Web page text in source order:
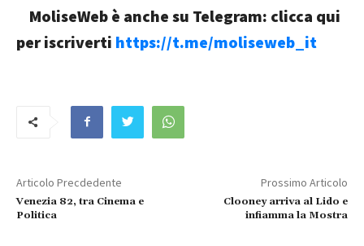
MoliseWeb è anche su Telegram: clicca qui
per iscriverti https://t.me/moliseweb_it
Articolo Precdedente
Venezia 82, tra Cinema e
Politica
Prossimo Articolo
Clooney arriva al Lido e
infiamma la Mostra